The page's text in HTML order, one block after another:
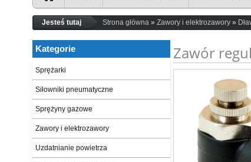
Jesteś tutaj Strona główna Zawory i elektrozawory
Zawór
Kategorie
Sprężarki
Siłowniki pneumatyczne
Sprężyny gazowe
Zawory i elektrozawory
Uzdatnianie powietrza